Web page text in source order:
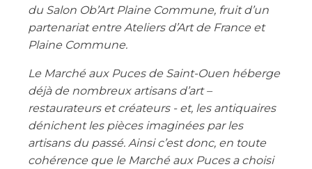
du Salon Ob’Art Plaine Commune, fruit d’un
partenariat entre Ateliers d’Art de France et
Plaine Commune.
Le Marché aux Puces de Saint-Ouen héberge
déjà de nombreux artisans d’art –
restaurateurs et créateurs - et, les antiquaires
dénichent les pièces imaginées par les
artisans du passé. Ainsi c’est donc, en toute
cohérence que le Marché aux Puces a choisi